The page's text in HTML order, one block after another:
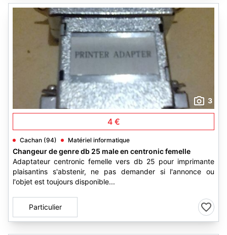
3
4 €
Cachan (94) Matériel informatique
Changeur de genre db 25 male en centronic femelle
Adaptateur centronic femelle vers db 25 pour imprimante
plaisantins s'abstenir, ne pas demander si l'annonce ou
l'objet est toujours disponible...
Particulier